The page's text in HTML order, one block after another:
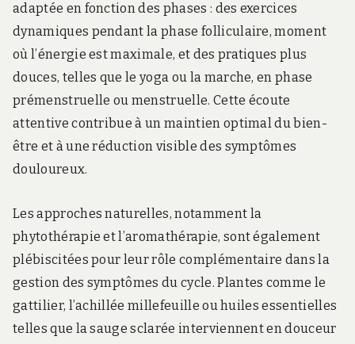
adaptée en fonction des phases : des exercices
dynamiques pendant la phase folliculaire, moment
où l’énergie est maximale, et des pratiques plus
douces, telles que le yoga ou la marche, en phase
prémenstruelle ou menstruelle. Cette écoute
attentive contribue à un maintien optimal du bien-
être et à une réduction visible des symptômes
douloureux.
Les approches naturelles, notamment la
phytothérapie et l’aromathérapie, sont également
plébiscitées pour leur rôle complémentaire dans la
gestion des symptômes du cycle. Plantes comme le
gattilier, l’achillée millefeuille ou huiles essentielles
telles que la sauge sclarée interviennent en douceur